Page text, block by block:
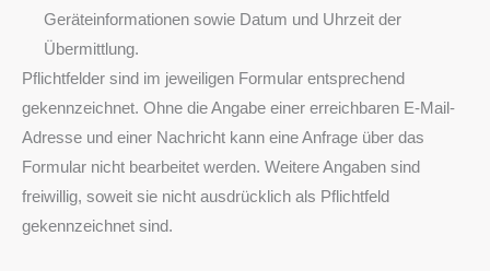
Geräteinformationen sowie Datum und Uhrzeit der
Übermittlung.
Pflichtfelder sind im jeweiligen Formular entsprechend
gekennzeichnet. Ohne die Angabe einer erreichbaren E-Mail-
Adresse und einer Nachricht kann eine Anfrage über das
Formular nicht bearbeitet werden. Weitere Angaben sind
freiwillig, soweit sie nicht ausdrücklich als Pflichtfeld
gekennzeichnet sind.